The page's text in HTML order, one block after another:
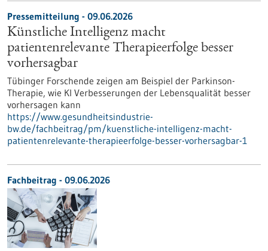
Pressemitteilung - 09.06.2026
Künstliche Intelligenz macht
patientenrelevante Therapieerfolge besser
vorhersagbar
Tübinger Forschende zeigen am Beispiel der Parkinson-
Therapie, wie KI Verbesserungen der Lebensqualität besser
vorhersagen kann
https://www.gesundheitsindustrie-
bw.de/fachbeitrag/pm/kuenstliche-intelligenz-macht-
patientenrelevante-therapieerfolge-besser-vorhersagbar-1
Fachbeitrag - 09.06.2026